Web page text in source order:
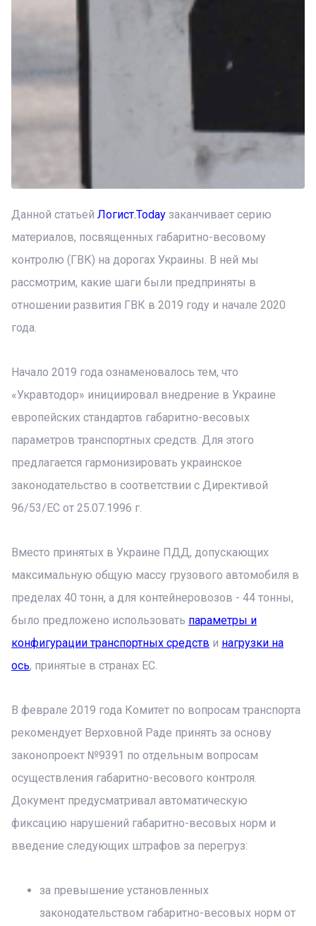
Данной статьей Логист.Today заканчивает серию
материалов, посвященных габаритно-весовому
контролю (ГВК) на дорогах Украины. В ней мы
рассмотрим, какие шаги были предприняты в
отношении развития ГВК в 2019 году и начале 2020
года.
Начало 2019 года ознаменовалось тем, что
«Укравтодор» инициировал внедрение в Украине
европейских стандартов габаритно-весовых
параметров транспортных средств. Для этого
предлагается гармонизировать украинское
законодательство в соответствии с Директивой
96/53/ЕС от 25.07.1996 г.
Вместо принятых в Украине ПДД, допускающих
максимальную общую массу грузового автомобиля в
пределах 40 тонн, а для контейнеровозов - 44 тонны,
было предложено использовать параметры и
конфигурации транспортных средств и нагрузки на
ось, принятые в странах ЕС.
В феврале 2019 года Комитет по вопросам транспорта
рекомендует Верховной Раде принять за основу
законопроект №9391 по отдельным вопросам
осуществления габаритно-весового контроля.
Документ предусматривал автоматическую
фиксацию нарушений габаритно-весовых норм и
введение следующих штрафов за перегруз:
за превышение установленных
законодательством габаритно-весовых норм от